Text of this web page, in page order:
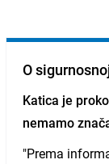
O
Katica je
nemamo
"Prema